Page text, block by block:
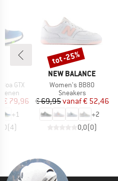
GTX
prijs
€ 79,96
+1
(4)
MERK
NEW BALANCE
Artikel
Women's BB80
Productgroep
Sneakers
Prijs
€ 69,95 Verlaagde prijs
vanaf€ 52,46
+2
0,0(0)
Korting
tot -25%